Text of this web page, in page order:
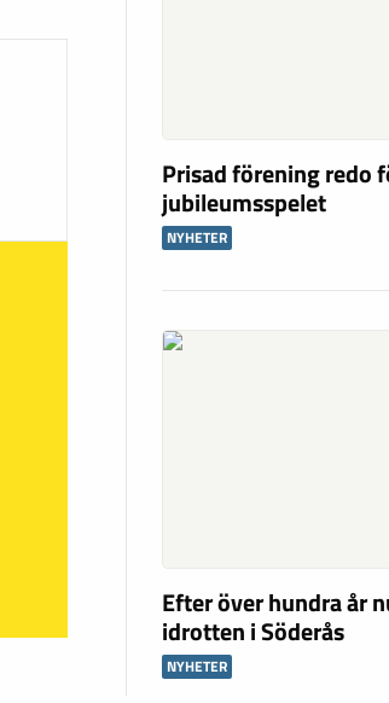
Prisad förening redo
jubileumsspelet
NYHETER
Efter över hundra år
idrotten i Söderås
NYHETER